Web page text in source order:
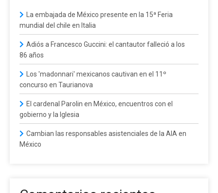
La embajada de México presente en la 15ª Feria
mundial del chile en Italia
Adiós a Francesco Guccini: el cantautor falleció a los
86 años
Los 'madonnari' mexicanos cautivan en el 11º
concurso en Taurianova
El cardenal Parolin en México, encuentros con el
gobierno y la Iglesia
Cambian las responsables asistenciales de la AIA en
México